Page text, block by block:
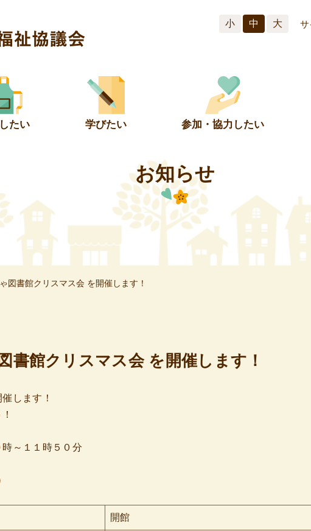
小 中 大
たい 学びたい 参加・協力したい
お知らせ
図書館クリスマス会 を開催します！
書館クリスマス会 を開催します！
します！
～１１時５０分
開館